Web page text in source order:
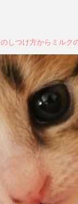
つけ方からミルク